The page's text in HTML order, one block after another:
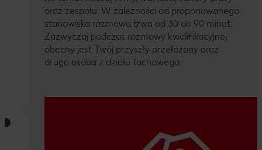
oraz zespołu. W zależności od proponowanego
stanowiska rozmowa trwa od 30 do 90 minut.
Zazwyczaj podczas rozmowy kwalifikacyjnej
obecny jest Twój przyszły przełożony oraz
druga osoba z działu fachowego.